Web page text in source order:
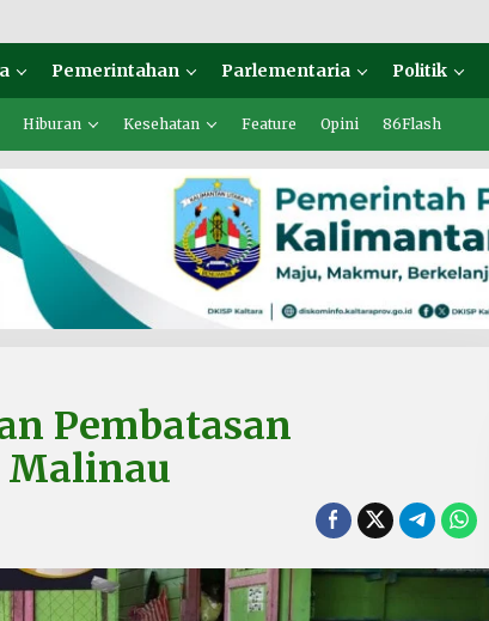
Pemerintahan Parlementaria Politik
Hiburan Kesehatan Feature Opini 86Flash
Pembatasan
Malinau